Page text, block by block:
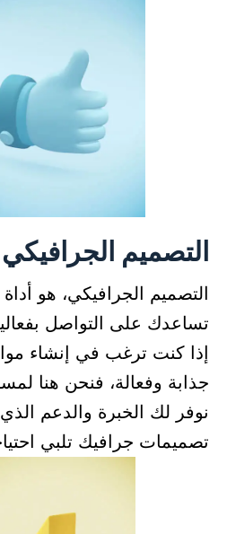
التصميم الجرافيكي
التصميم الجرافيكي، هو
تساعدك على التواصل
إذا كنت ترغب في إنشاء
جذابة وفعالة، فنحن هنا
نوفر لك الخبرة والدعم
تصميمات جرافيك تلبي